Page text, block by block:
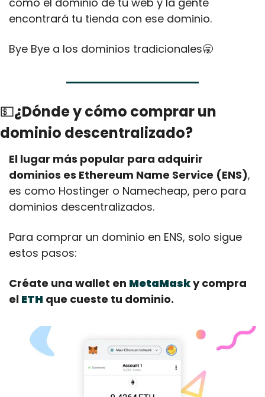
encontrará tu tienda con ese dominio.
Bye Bye a los dominios tradicionales🥱
💵¿Dónde y cómo comprar un
dominio descentralizado?
El lugar más popular para adquirir
dominios es Ethereum Name Service (ENS),
es como Hostinger o Namecheap, pero para
dominios descentralizados.
Para comprar un dominio en ENS, solo sigue
estos pasos:
Créate una wallet en MetaMask y compra
el ETH que cueste tu dominio.